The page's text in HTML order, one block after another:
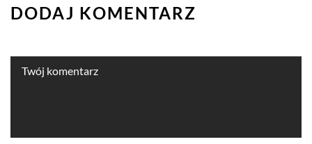
DODAJ KOMENTARZ